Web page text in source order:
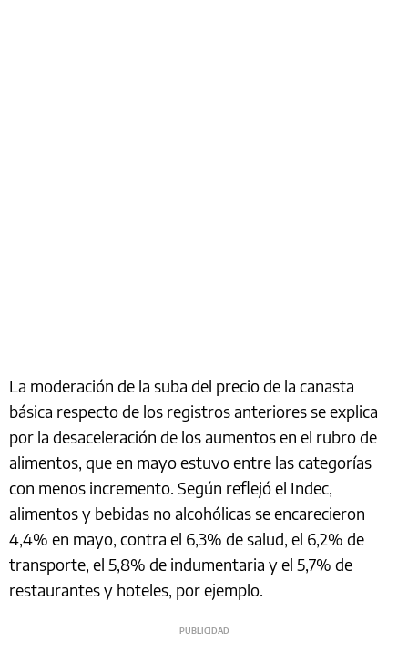
La moderación de la suba del precio de la canasta
básica respecto de los registros anteriores se explica
por la desaceleración de los aumentos en el rubro de
alimentos, que en mayo estuvo entre las categorías
con menos incremento. Según reflejó el Indec,
alimentos y bebidas no alcohólicas se encarecieron
4,4% en mayo, contra el 6,3% de salud, el 6,2% de
transporte, el 5,8% de indumentaria y el 5,7% de
restaurantes y hoteles, por ejemplo.